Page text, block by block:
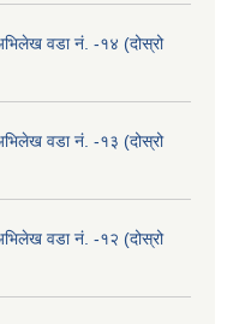
अभिलेख वडा नं. -१४ (दोस्रो
अभिलेख वडा नं. -१३ (दोस्रो
अभिलेख वडा नं. -१२ (दोस्रो